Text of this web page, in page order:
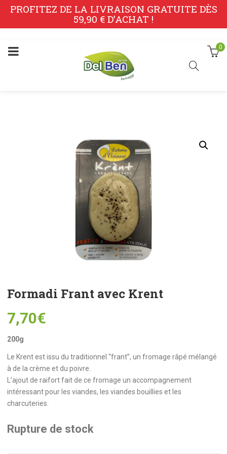
PROFITEZ DE LA LIVRAISON GRATUITE DÈS
59,90 € D’ACHAT !
0
Formadi Frant avec Krent
7,70€
200g
Le Krent est issu du traditionnel “frant”, un fromage râpé mélangé
à de la crème et du poivre.
L’ajout de raifort fait de ce fromage un accompagnement
intéressant pour les viandes, les viandes bouillies et les
charcuteries.
Rupture de stock